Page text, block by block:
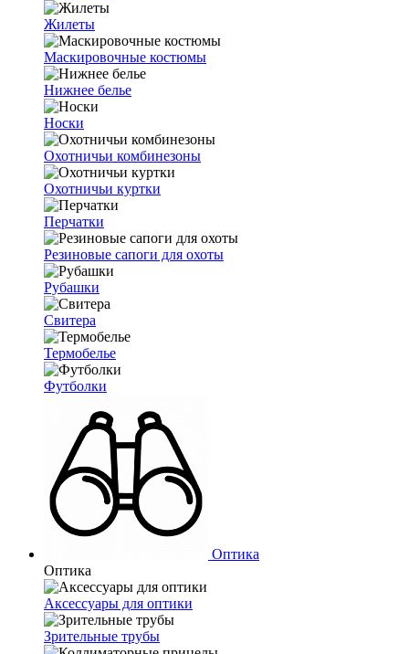
Жилеты
Маскировочные костюмы
Нижнее белье
Носки
Охотничьи комбинезоны
Охотничьи куртки
Перчатки
Резиновые сапоги для охоты
Рубашки
Свитера
Термобелье
Футболки
Оптика
Оптика
Аксессуары для оптики
Зрительные трубы